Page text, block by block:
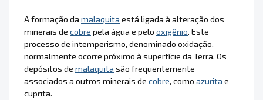
A formação da malaquita está ligada à alteração dos
minerais de cobre pela água e pelo oxigênio. Este
processo de intemperismo, denominado oxidação,
normalmente ocorre próximo à superfície da Terra. Os
depósitos de malaquita são frequentemente
associados a outros minerais de cobre, como azurita e
cuprita.